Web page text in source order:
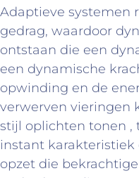
Adaptieve systemen
gedrag, waardoor
ontstaan ​​die een
een dynamische
opwinding en de
verwerven vieringen
stijl oplichten tonen ,
instant
opzet die